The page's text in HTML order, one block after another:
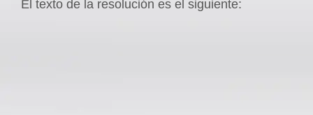
El texto de la resolución es el siguiente: